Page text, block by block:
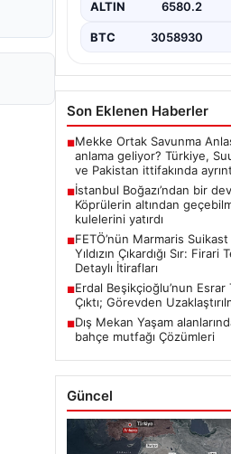
ALTIN 6580.2
BTC 3058930
Son Eklenen Haberler
■Mekke Ortak Savunma
anlama geliyor? Türkiye,
ve Pakistan ittifakında
■İstanbul Boğazı’ndan bir
Köprülerin altından
kulelerini yatırdı
■FETÖ’nün Marmaris
Yıldızın Çıkardığı Sır: Firari
Detaylı İtirafları
■Erdal Beşikçioğlu’nun
Çıktı; Görevden
■Dış Mekan Yaşam
bahçe mutfağı Çözümleri
Güncel